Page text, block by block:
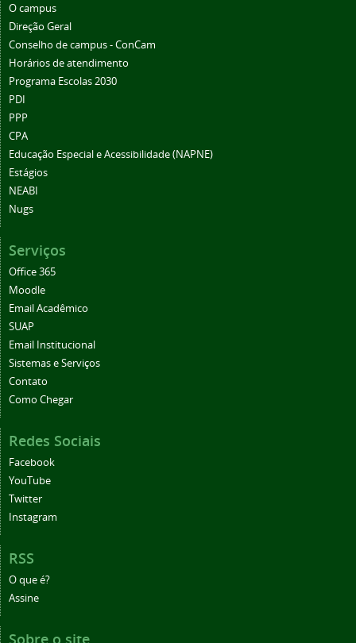
O campus
Direção Geral
Conselho de campus - ConCam
Horários de atendimento
Programa Escolas 2030
PDI
PPP
CPA
Educação Especial e Acessibilidade (NAPNE)
Estágios
NEABI
Nugs
Serviços
Office 365
Moodle
Email Acadêmico
SUAP
Email Institucional
Sistemas e Serviços
Contato
Como Chegar
Redes Sociais
Facebook
YouTube
Twitter
Instagram
RSS
O que é?
Assine
Sobre o site